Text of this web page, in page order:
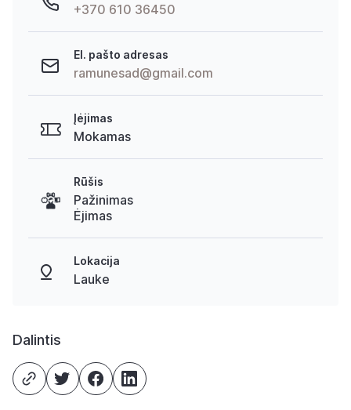
+370 610 36450
El. pašto adresas
ramunesad@gmail.com
Įėjimas
Mokamas
Rūšis
Pažinimas
Ėjimas
Lokacija
Lauke
Dalintis